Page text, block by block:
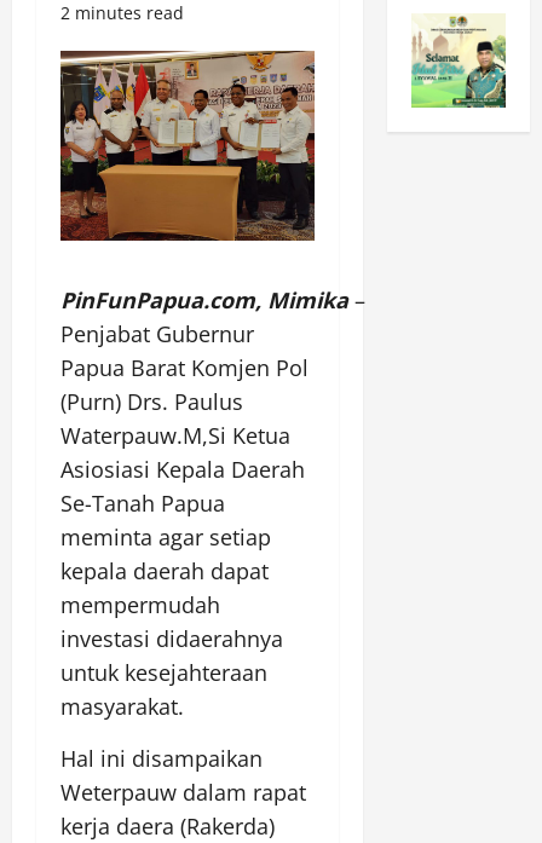
2 minutes read
PinFunPapua.com, Mimika–
Penjabat Gubernur
Papua Barat Komjen Pol
(Purn) Drs. Paulus
Waterpauw.M,Si Ketua
Asiosiasi Kepala Daerah
Se-Tanah Papua
meminta agar setiap
kepala daerah dapat
mempermudah
investasi didaerahnya
untuk kesejahteraan
masyarakat.
Hal ini disampaikan
Weterpauw dalam rapat
kerja daera (Rakerda)